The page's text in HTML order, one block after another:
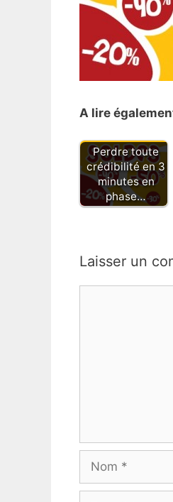
A lire
Perdre toute
crédibilité en 3
minutes en
phase…
Laisser un
Nom